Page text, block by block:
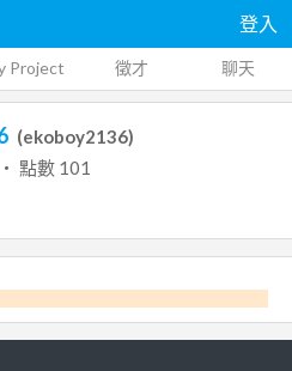
登入
Project 徵才 聊天
(ekoboy2136)
點數 101